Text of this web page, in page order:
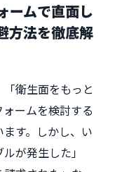
ームで直面し
方法を徹底解
「衛生面をもっと
ームを検討する
す。しかし、い
が発生した」